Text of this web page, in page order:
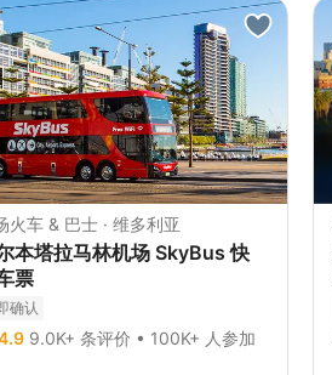
火车 & 巴士 · 维多利亚
本塔拉马林机场 SkyBus 快
票
确认
9.0K+ 条评价 • 100K+ 人参加